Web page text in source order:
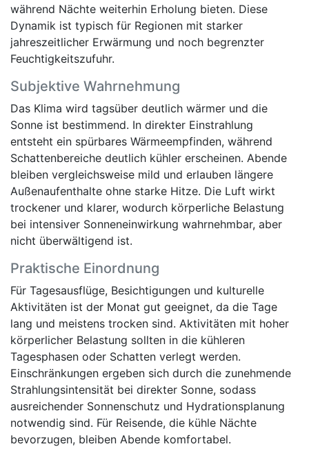
während Nächte weiterhin Erholung bieten. Diese
Dynamik ist typisch für Regionen mit starker
jahreszeitlicher Erwärmung und noch begrenzter
Feuchtigkeitszufuhr.
Subjektive Wahrnehmung
Das Klima wird tagsüber deutlich wärmer und die
Sonne ist bestimmend. In direkter Einstrahlung
entsteht ein spürbares Wärmeempfinden, während
Schattenbereiche deutlich kühler erscheinen. Abende
bleiben vergleichsweise mild und erlauben längere
Außenaufenthalte ohne starke Hitze. Die Luft wirkt
trockener und klarer, wodurch körperliche Belastung
bei intensiver Sonneneinwirkung wahrnehmbar, aber
nicht überwältigend ist.
Praktische Einordnung
Für Tagesausflüge, Besichtigungen und kulturelle
Aktivitäten ist der Monat gut geeignet, da die Tage
lang und meistens trocken sind. Aktivitäten mit hoher
körperlicher Belastung sollten in die kühleren
Tagesphasen oder Schatten verlegt werden.
Einschränkungen ergeben sich durch die zunehmende
Strahlungsintensität bei direkter Sonne, sodass
ausreichender Sonnenschutz und Hydrationsplanung
notwendig sind. Für Reisende, die kühle Nächte
bevorzugen, bleiben Abende komfortabel.